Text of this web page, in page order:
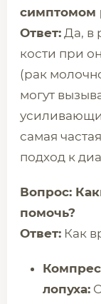
симптомом
Ответ: Да, в
кости при
(рак
могут
самая
подход к
Вопрос:
помочь?
Ответ: Как
лопуха: